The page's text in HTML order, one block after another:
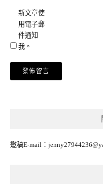
新文章使
用電子郵
件通知
我。
邀稿E-mail：